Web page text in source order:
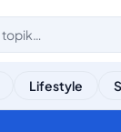
Lifestyle